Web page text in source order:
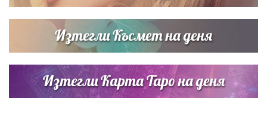
Изтегли Късмет на деня
Изтегли Карта Таро на деня